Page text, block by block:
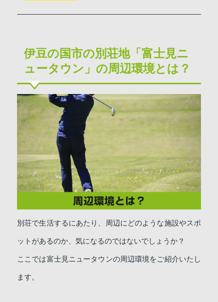
伊豆の国市の別荘地「富士見ニ
ュータウン」の周辺環境とは？
別荘で生活するにあたり、周辺にどのような施設やスポ
ットがあるのか、気になるのではないでしょうか？
ここでは富士見ニュータウンの周辺環境をご紹介いたし
ます。